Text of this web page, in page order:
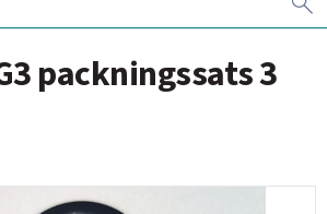
packningssats 3